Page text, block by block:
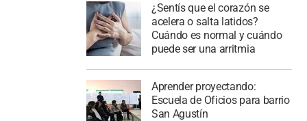
¿Sentís que el corazón se
acelera o salta latidos?
Cuándo es normal y cuándo
puede ser una arritmia
Aprender proyectando:
Escuela de Oficios para barrio
San Agustín